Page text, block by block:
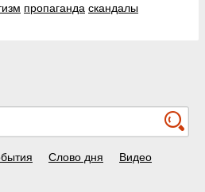
пропаганда скандалы
Слово дня Видео